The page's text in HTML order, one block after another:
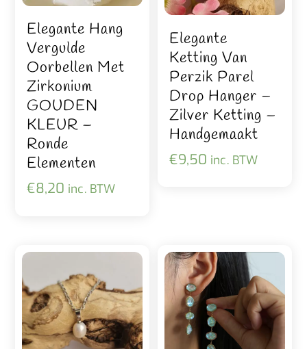
Elegante Hang
Vergulde
Oorbellen Met
Zirkonium
GOUDEN
KLEUR –
Ronde
Elementen
€8,20 inc. BTW
Elegante
Ketting Van
Perzik Parel
Drop Hanger –
Zilver Ketting –
Handgemaakt
€9,50 inc. BTW